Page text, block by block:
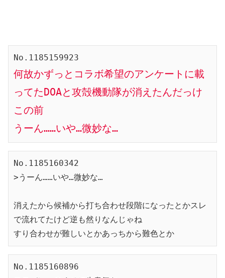
何故かずっとコラボ希望のアンケートに載
ってたDOAと攻殻機動隊が消えたんだっけ
この前
うーん……いや…微妙な…
No.1185160342
>うーん……いや…微妙な…
消えたから候補から打ち合わせ段階になったとかスレ
で流れてたけど逆も然りなんじゃね
すり合わせが難しいとかあっちから難色とか
No.1185160896